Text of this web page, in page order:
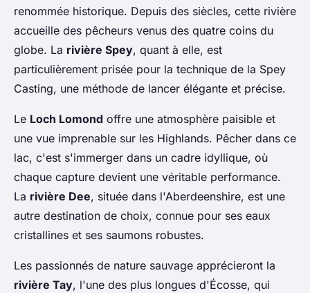
renommée historique. Depuis des siècles, cette rivière
accueille des pêcheurs venus des quatre coins du
globe. La rivière Spey, quant à elle, est
particulièrement prisée pour la technique de la Spey
Casting, une méthode de lancer élégante et précise.
Le Loch Lomond offre une atmosphère paisible et
une vue imprenable sur les Highlands. Pêcher dans ce
lac, c'est s'immerger dans un cadre idyllique, où
chaque capture devient une véritable performance.
La rivière Dee, située dans l'Aberdeenshire, est une
autre destination de choix, connue pour ses eaux
cristallines et ses saumons robustes.
Les passionnés de nature sauvage apprécieront la
rivière Tay, l'une des plus longues d'Écosse, qui